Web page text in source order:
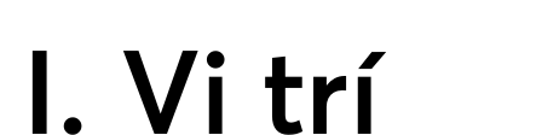
I. Vị trí